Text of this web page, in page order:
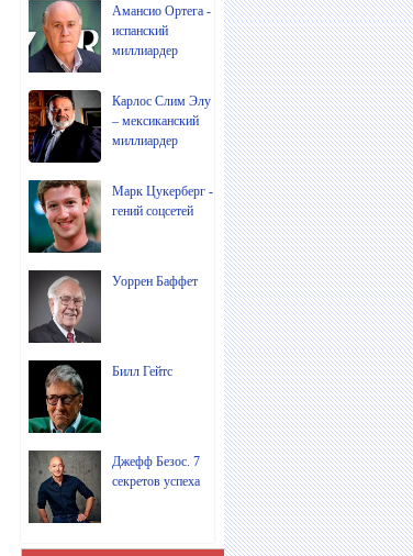
Амансио Ортега -
испанский
миллиардер
Карлос Слим Элу
– мексиканский
миллиардер
Марк Цукерберг -
гений соцсетей
Уоррен Баффет
Билл Гейтс
Джефф Безос. 7
секретов успеха